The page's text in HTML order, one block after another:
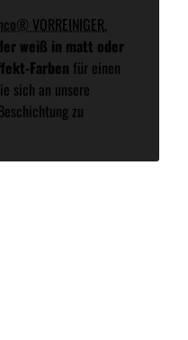
VORREINIGER,
weiß in matt oder
Farben für einen
sich an unsere
zu